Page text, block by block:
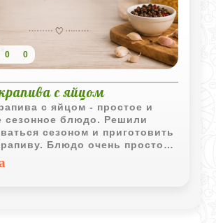
0 0
с яйцом
с яйцом - простое и
сезонное блюдо. Решили
сезоном и приготовить
Блюдо очень простое:
отваривают, затем
с луком на ароматном